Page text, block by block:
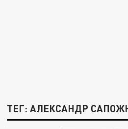
ТЕГ: АЛЕКСАНДР